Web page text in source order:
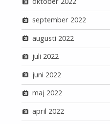
september 2022
augusti 2022
juli 2022
juni 2022
maj 2022
april 2022